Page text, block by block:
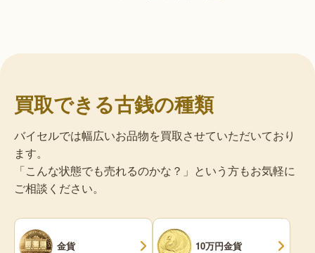
買取できる古銭の種類
バイセルでは幅広いお品物を買取させていただいており
ます。
「こんな状態でも売れるのかな？」という方もお気軽に
ご相談ください。
金貨 10万円金貨